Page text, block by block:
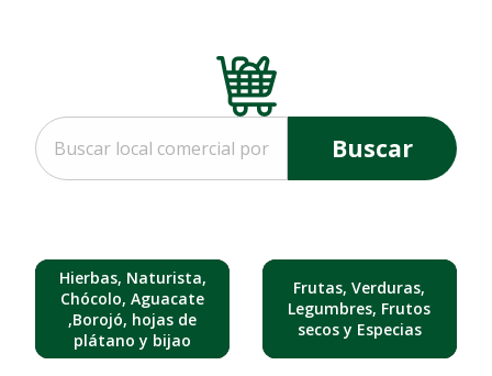
Buscar
Hierbas, Naturista,
Chócolo, Aguacate
,Borojó, hojas de
plátano y bijao
Frutas, Verduras,
Legumbres, Frutos
secos y Especias